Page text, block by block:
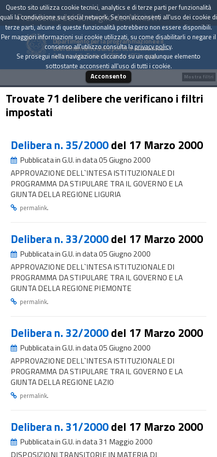
Presidenza del Consiglio dei Ministri
Dipartimento per la programmazione e il
coordinamento della politica economica
Archivio delle Delibere CIPE dal 1967 a oggi
Trovate 71 delibere che verificano i filtri
impostati
Delibera n. 35/2000del 17 Marzo 2000
Pubblicata in G.U. in data 05 Giugno 2000
APPROVAZIONE DELL`INTESA ISTITUZIONALE DI
PROGRAMMA DA STIPULARE TRA IL GOVERNO E LA
GIUNTA DELLA REGIONE LIGURIA
permalink.
Delibera n. 33/2000del 17 Marzo 2000
Pubblicata in G.U. in data 05 Giugno 2000
APPROVAZIONE DELL`INTESA ISTITUZIONALE DI
PROGRAMMA DA STIPULARE TRA IL GOVERNO E LA
GIUNTA DELLA REGIONE PIEMONTE
permalink.
Delibera n. 32/2000del 17 Marzo 2000
Pubblicata in G.U. in data 05 Giugno 2000
APPROVAZIONE DELL`INTESA ISTITUZIONALE DI
PROGRAMMA DA STIPULARE TRA IL GOVERNO E LA
GIUNTA DELLA REGIONE LAZIO
permalink.
Delibera n. 31/2000del 17 Marzo 2000
Pubblicata in G.U. in data 31 Maggio 2000
DISPOSIZIONI TRANSITORIE IN MATERIA DI
Mostra filtri
Questo sito utilizza cookie tecnici, analytics e di terze parti per funzionalità
quali la condivisione sui social network. Se non acconsenti all'uso dei cookie di
terze parti, alcune di queste funzionalità potrebbero non essere disponibili.
Per maggiori informazioni sui cookie utilizzati, su come disabilitarli o negare il
consenso all'utilizzo consulta laprivacy policy.
Se prosegui nella navigazione cliccando su un qualunque elemento
sottostante acconsenti all'uso di tutti i cookie.
Acconsento